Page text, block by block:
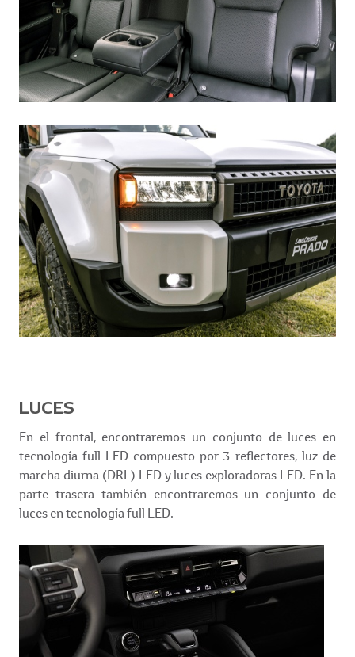
LUCES
En el frontal, encontraremos un conjunto de luces en
tecnología full LED compuesto por 3 reflectores, luz de
marcha diurna (DRL) LED y luces exploradoras LED. En la
parte trasera también encontraremos un conjunto de
luces en tecnología full LED.